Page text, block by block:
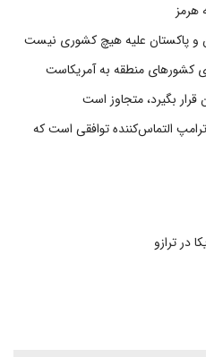
هرمز
و پاکستان علیه هیچ کشوری نیست
کشورهای منطقه به آمریکاست
بگیرد، متجاوز است
التماس‌کننده توافقی است که
در ترازو